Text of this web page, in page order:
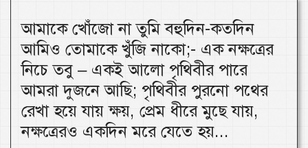
আমাকে খোঁজো না তুমি বহুদিন-কতদিন
আমিও তোমাকে খুঁজি নাকো;- এক নক্ষত্রের
নিচে তবু – একই আলো পৃথিবীর পারে
আমরা দুজনে আছি; পৃথিবীর পুরনো পথের
রেখা হয়ে যায় ক্ষয়, প্রেম ধীরে মুছে যায়,
নক্ষত্রেরও একদিন মরে যেতে হয়...